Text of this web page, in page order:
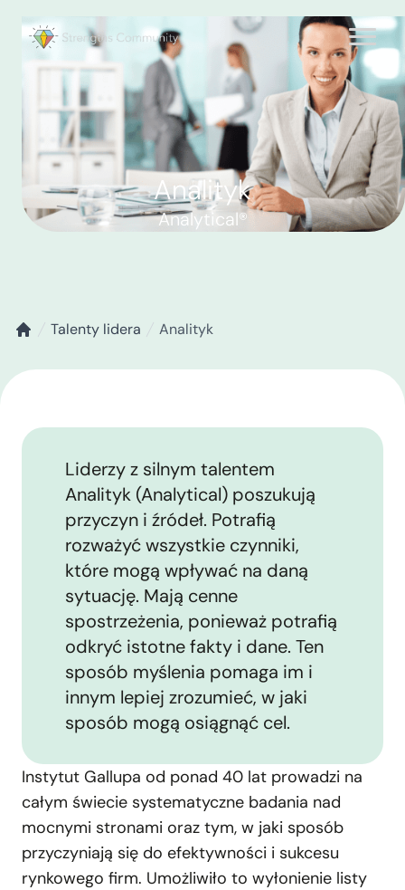
Analityk
Analytical®
Talenty lidera Analityk
Liderzy z silnym talentem
Analityk (Analytical) poszukują
przyczyn i źródeł. Potrafią
rozważyć wszystkie czynniki,
które mogą wpływać na daną
sytuację. Mają cenne
spostrzeżenia, ponieważ potrafią
odkryć istotne fakty i dane. Ten
sposób myślenia pomaga im i
innym lepiej zrozumieć, w jaki
sposób mogą osiągnąć cel.
Instytut Gallupa od ponad 40 lat prowadzi na
całym świecie systematyczne badania nad
mocnymi stronami oraz tym, w jaki sposób
przyczyniają się do efektywności i sukcesu
rynkowego firm. Umożliwiło to wyłonienie listy